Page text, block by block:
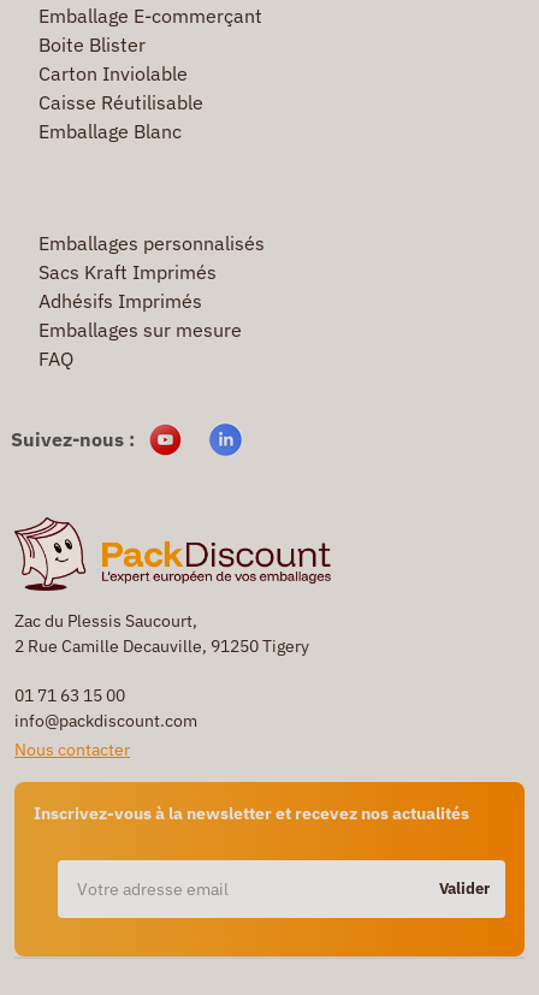
Zac du Plessis Saucourt,
2 Rue Camille Decauville, 91250 Tigery
01 71 63 15 00
info@packdiscount.com
Nous contacter
Inscrivez-vous à la newsletter et recevez nos actualités
Valider
Emballage E-commerçant
Boite Blister
Carton Inviolable
Caisse Réutilisable
Emballage Blanc
Emballages personnalisés
Sacs Kraft Imprimés
Adhésifs Imprimés
Emballages sur mesure
FAQ
Suivez-nous :